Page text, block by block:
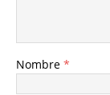
Nombre *